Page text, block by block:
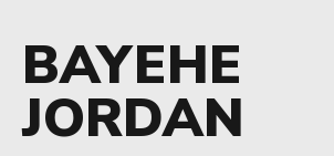
BAYEHE
JORDAN